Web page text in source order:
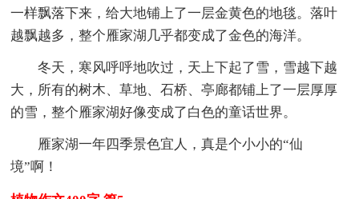
一样飘落下来，给大地铺上了一层金黄色的地毯。落叶
越飘越多，整个雁家湖几乎都变成了金色的海洋。
冬天，寒风呼呼地吹过，天上下起了雪，雪越下越
大，所有的树木、草地、石桥、亭廊都铺上了一层厚厚
的雪，整个雁家湖好像变成了白色的童话世界。
雁家湖一年四季景色宜人，真是个小小的“仙
境”啊！